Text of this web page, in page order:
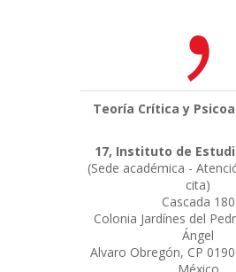
Teoría Crítica y
17, Instituto de
(Sede académica -
cita)
Cascada 180
Colonia Jardínes del
Ángel
Alvaro Obregón, CP